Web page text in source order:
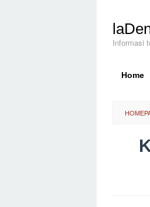
konten
Informasi
Home